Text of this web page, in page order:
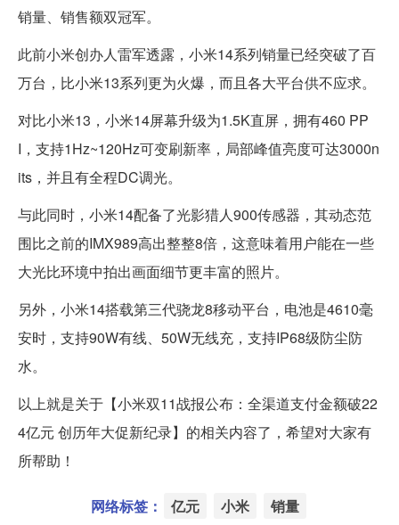
销量、销售额双冠军。
此前小米创办人雷军透露，小米14系列销量已经突破了百
万台，比小米13系列更为火爆，而且各大平台供不应求。
对比小米13，小米14屏幕升级为1.5K直屏，拥有460 PP
I，支持1Hz~120Hz可变刷新率，局部峰值亮度可达3000n
its，并且有全程DC调光。
与此同时，小米14配备了光影猎人900传感器，其动态范
围比之前的IMX989高出整整8倍，这意味着用户能在一些
大光比环境中拍出画面细节更丰富的照片。
另外，小米14搭载第三代骁龙8移动平台，电池是4610毫
安时，支持90W有线、50W无线充，支持IP68级防尘防
水。
以上就是关于【小米双11战报公布：全渠道支付金额破22
4亿元 创历年大促新纪录】的相关内容了，希望对大家有
所帮助！
网络标签： 亿元 小米 销量